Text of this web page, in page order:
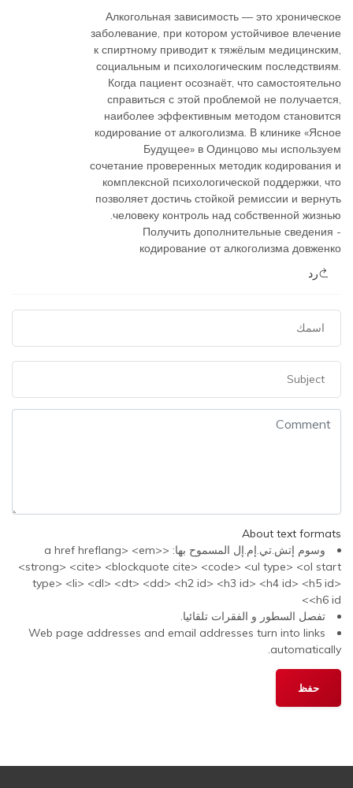
Алкогольная зависимость — это хроническое
заболевание, при котором устойчивое влечение
к спиртному приводит к тяжёлым медицинским,
социальным и психологическим последствиям.
Когда пациент осознаёт, что самостоятельно
справиться с этой проблемой не получается,
наиболее эффективным методом становится
кодирование от алкоголизма. В клинике «Ясное
Будущее» в Одинцово мы используем
сочетание проверенных методик кодирования и
комплексной психологической поддержки, что
позволяет достичь стойкой ремиссии и вернуть
человеку контроль над собственной жизнью.
Получить дополнительные сведения -
кодирование от алкоголизма довженко
رد
About text formats
وسوم إتش.تي.إم.إل المسموح بها: <a href hreflang> <em>
<strong> <cite> <blockquote cite> <code> <ul type> <ol start
type> <li> <dl> <dt> <dd> <h2 id> <h3 id> <h4 id> <h5 id>
<h6 id>
تفصل السطور و الفقرات تلقائيا.
Web page addresses and email addresses turn into links
automatically.